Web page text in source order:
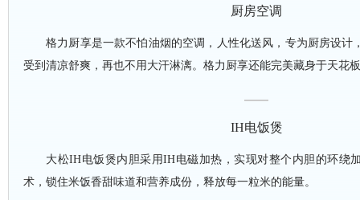
厨房空调
格力厨享是一款不怕油烟的空调，人性化送风，专为厨房设计
受到清凉舒爽，再也不用大汗淋漓。格力厨享还能完美藏身于天花
IH电饭煲
大松IH电饭煲内胆采用IH电磁加热，实现对整个内胆的环绕
术，锁住米饭香甜味道和营养成份，释放每一粒米的能量。